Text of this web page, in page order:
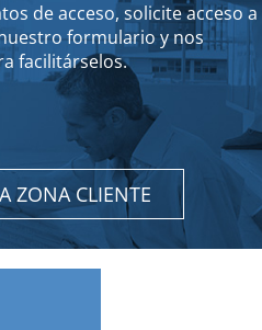
de acceso, solicite acceso a
formulario y nos
facilitárselos.
ZONA CLIENTE